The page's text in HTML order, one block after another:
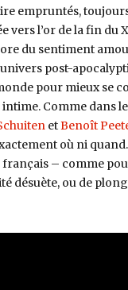
empruntés,
vers l’or de la fin du
du sentiment
post-
pour mieux se
Comme dans
etBenoît
où ni
français – comme
désuète, ou de